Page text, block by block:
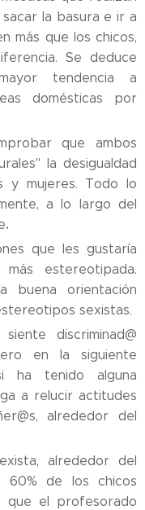
la basura e ir a
más que los chicos,
Se deduce
tendencia a
domésticas por
que ambos
la desigualdad
y mujeres. Todo lo
a lo largo del
.
que les gustaría
estereotipada.
buena orientación
sexistas.
discriminad@
en la siguiente
ha tenido alguna
a relucir actitudes
alrededor del
alrededor del
de los chicos
que el profesorado